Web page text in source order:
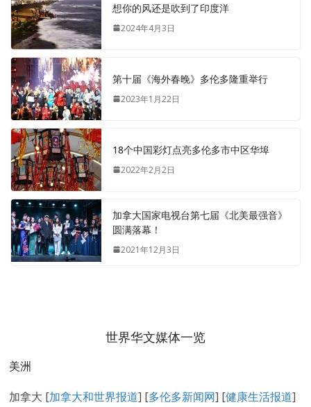
想你的风还是吹到了印度洋
2024年4月3日
第十届《海外春晚》多伦多隆重举行
2023年1月22日
18个中国彩灯点亮多伦多市中区华埠
2022年2月2日
加拿大国家电视台第七届《北美最强音》
圆满落幕！
2021年12月3日
世界华文媒体一览
美洲
加拿大 [加拿大和世界报道] [多伦多新闻网] [健康生活报道]